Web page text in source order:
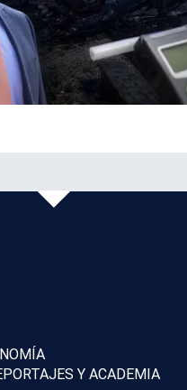
Y ACADEMIA